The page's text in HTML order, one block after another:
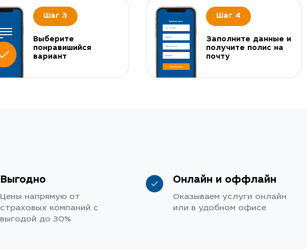
Шаг 3
Выберите
понравишийся
вариант
Шаг 4
Заполните данные и
получите полис на
почту
Выгодно
Цены напрямую от
страховых компаний с
выгодой до 30%
Онлайн и оффлайн
Оказываем услуги онлайн
или в удобном офисе